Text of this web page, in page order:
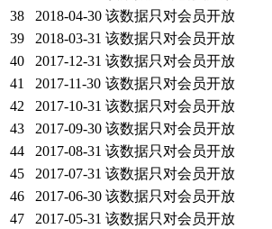
38
2018-04-30 该数据只对会员开放
39
2018-03-31 该数据只对会员开放
40
2017-12-31 该数据只对会员开放
41
2017-11-30 该数据只对会员开放
42
2017-10-31 该数据只对会员开放
43
2017-09-30 该数据只对会员开放
44
2017-08-31 该数据只对会员开放
45
2017-07-31 该数据只对会员开放
46
2017-06-30 该数据只对会员开放
47
2017-05-31 该数据只对会员开放